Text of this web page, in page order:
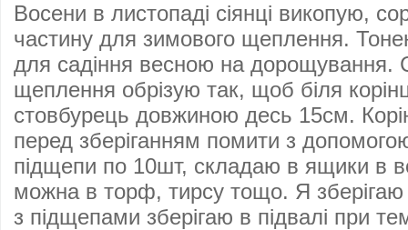
Восени в листопаді сіянці викопую,
частину для зимового щеплення.
для садіння весною на дорощування.
щеплення обрізую так, щоб біля
стовбурець довжиною десь 15см.
перед зберіганням помити з
підщепи по 10шт, складаю в ящики в
можна в торф, тирсу тощо. Я зберігаю
з підщепами зберігаю в підвалі при